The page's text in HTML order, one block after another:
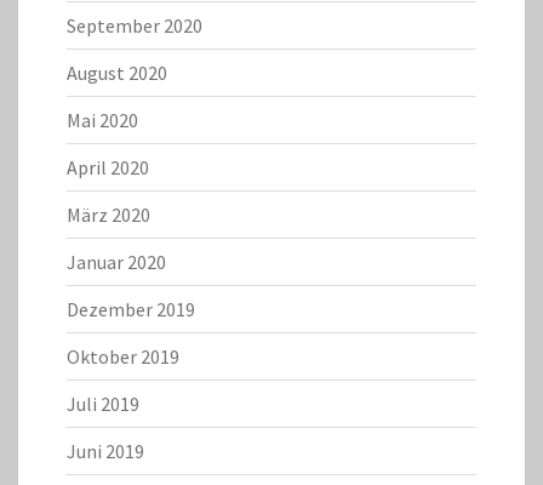
September 2020
August 2020
Mai 2020
April 2020
März 2020
Januar 2020
Dezember 2019
Oktober 2019
Juli 2019
Juni 2019